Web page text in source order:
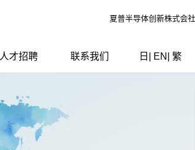
夏普半导体创新株式会社
人才招聘 联系我们 日 EN 繁